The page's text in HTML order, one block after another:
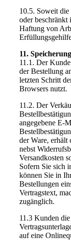
10.5. Soweit die
oder beschränkt
Haftung von
11.
11.1. Der
der Bestellung
letzten Schritt
Browsers nutzt.
11.2. Der
angegebene E-
der Ware,
nebst
Versandkosten
Sofern Sie sich
können Sie in
Bestellungen
Vertragstext,
zugänglich.
11.3 Kunden
auf eine